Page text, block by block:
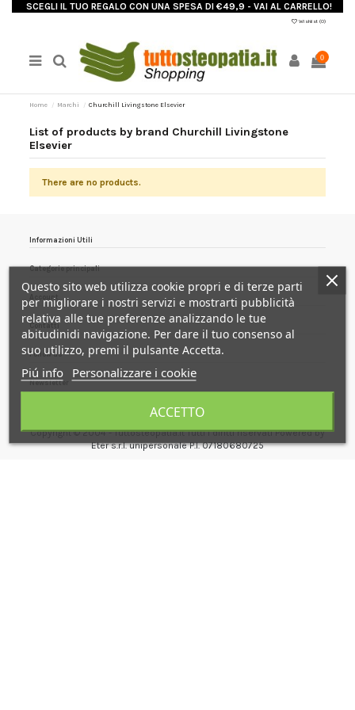
SCEGLI IL TUO REGALO CON UNA SPESA DI €49,9 - VAI AL CARRELLO!
Wishlist (0)
0
Home Marchi Churchill Livingstone Elsevier
List of products by brand Churchill Livingstone
Elsevier
There are no products.
Informazioni Utili
Categorie principali
Account
Contatti
Questo sito web utilizza cookie propri e di terze parti
per migliorare i nostri servizi e mostrarti pubblicità
relativa alle tue preferenze analizzando le tue
abitudinidi navigazione. Per dare il tuo consenso al
suo utilizzo, premi il pulsante Accetta.
Piú info Personalizzare i cookie
ACCETTO
Follow us
Newsletter
Copyright © 2004 - Tuttosteopatia.it Tutti i diritti riservati Powered by
Eter s.r.l. unipersonale P.I. 07180680725